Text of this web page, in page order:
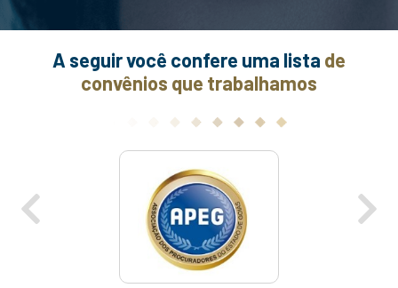
A seguir você confere uma lista de
convênios que trabalhamos